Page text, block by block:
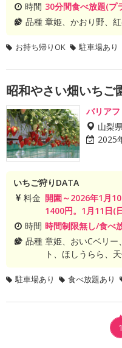
時間 30分間食べ放題(プ
品種 章姫、かおり野、
お持ち帰りOK 駐車場あり
昭和やさい畑いちご
バリア
山梨
2025
いちご狩りDATA
料金 開園～2026年1月
1400円。1月11日(
時間 時間制限無し/食べ
品種 章姫、おいCベリー
ト、ほしうらら、
駐車場あり 食べ放題あり
1